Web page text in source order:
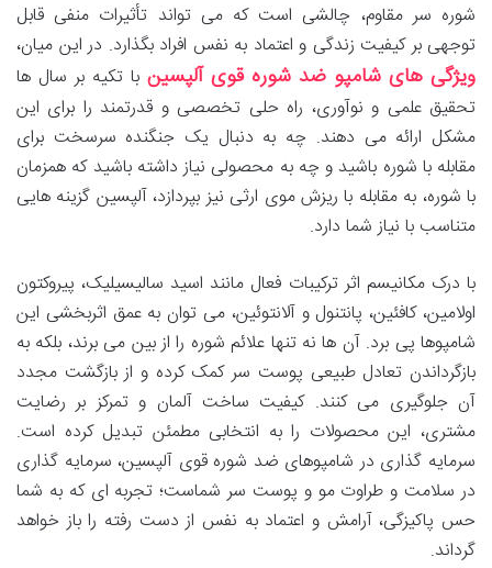
شوره سر مقاوم، چالشی است که می تواند تأثیرات منفی قابل
توجهی بر کیفیت زندگی و اعتماد به نفس افراد بگذارد. در این میان،
ویژگی های شامپو ضد شوره قوی آلپسین با تکیه بر سال ها
تحقیق علمی و نوآوری، راه حلی تخصصی و قدرتمند را برای این
مشکل ارائه می دهند. چه به دنبال یک جنگنده سرسخت برای
مقابله با شوره باشید و چه به محصولی نیاز داشته باشید که همزمان
با شوره، به مقابله با ریزش موی ارثی نیز بپردازد، آلپسین گزینه هایی
متناسب با نیاز شما دارد.
با درک مکانیسم اثر ترکیبات فعال مانند اسید سالیسیلیک، پیروکتون
اولامین، کافئین، پانتنول و آلانتوئین، می توان به عمق اثربخشی این
شامپوها پی برد. آن ها نه تنها علائم شوره را از بین می برند، بلکه به
بازگرداندن تعادل طبیعی پوست سر کمک کرده و از بازگشت مجدد
آن جلوگیری می کنند. کیفیت ساخت آلمان و تمرکز بر رضایت
مشتری، این محصولات را به انتخابی مطمئن تبدیل کرده است.
سرمایه گذاری در شامپوهای ضد شوره قوی آلپسین، سرمایه گذاری
در سلامت و طراوت مو و پوست سر شماست؛ تجربه ای که به شما
حس پاکیزگی، آرامش و اعتماد به نفس از دست رفته را باز خواهد
گرداند.